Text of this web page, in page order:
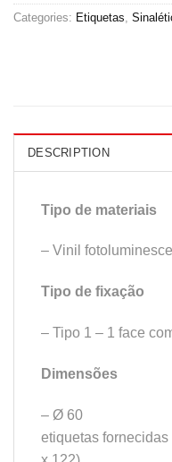
Categories: Etiquetas
DESCRIPTION
Tipo de materiais
– Vinil
Tipo de fixação
– Tipo 1 – 1 face
Dimensões
– Ø 60
etiquetas